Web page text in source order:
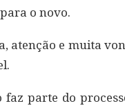
o novo.
atenção e muita
parte do